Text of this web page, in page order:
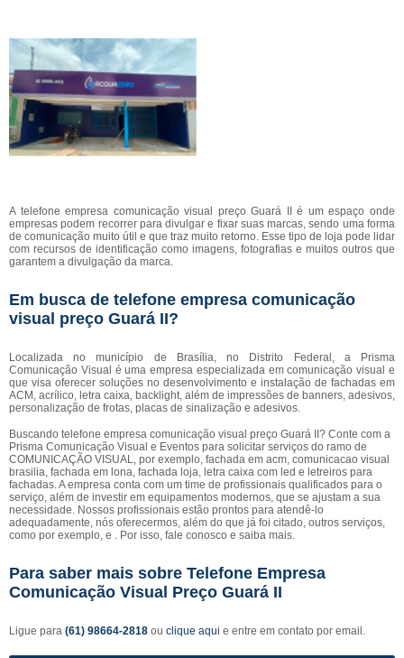
A telefone empresa comunicação visual preço Guará II é um espaço onde
empresas podem recorrer para divulgar e fixar suas marcas, sendo uma forma
de comunicação muito útil e que traz muito retorno. Esse tipo de loja pode lidar
com recursos de identificação como imagens, fotografias e muitos outros que
garantem a divulgação da marca.
Em busca de telefone empresa comunicação
visual preço Guará II?
Localizada no município de Brasília, no Distrito Federal, a Prisma
Comunicação Visual é uma empresa especializada em comunicação visual e
que visa oferecer soluções no desenvolvimento e instalação de fachadas em
ACM, acrílico, letra caixa, backlight, além de impressões de banners, adesivos,
personalização de frotas, placas de sinalização e adesivos.
Buscando telefone empresa comunicação visual preço Guará II? Conte com a
Prisma Comunicação Visual e Eventos para solicitar serviços do ramo de
COMUNICAÇÃO VISUAL, por exemplo, fachada em acm, comunicacao visual
brasilia, fachada em lona, fachada loja, letra caixa com led e letreiros para
fachadas. A empresa conta com um time de profissionais qualificados para o
serviço, além de investir em equipamentos modernos, que se ajustam a sua
necessidade. Nossos profissionais estão prontos para atendê-lo
adequadamente, nós oferecermos, além do que já foi citado, outros serviços,
como por exemplo, e . Por isso, fale conosco e saiba mais.
Para saber mais sobre Telefone Empresa
Comunicação Visual Preço Guará II
Ligue para (61) 98664-2818 ou clique aqui e entre em contato por email.